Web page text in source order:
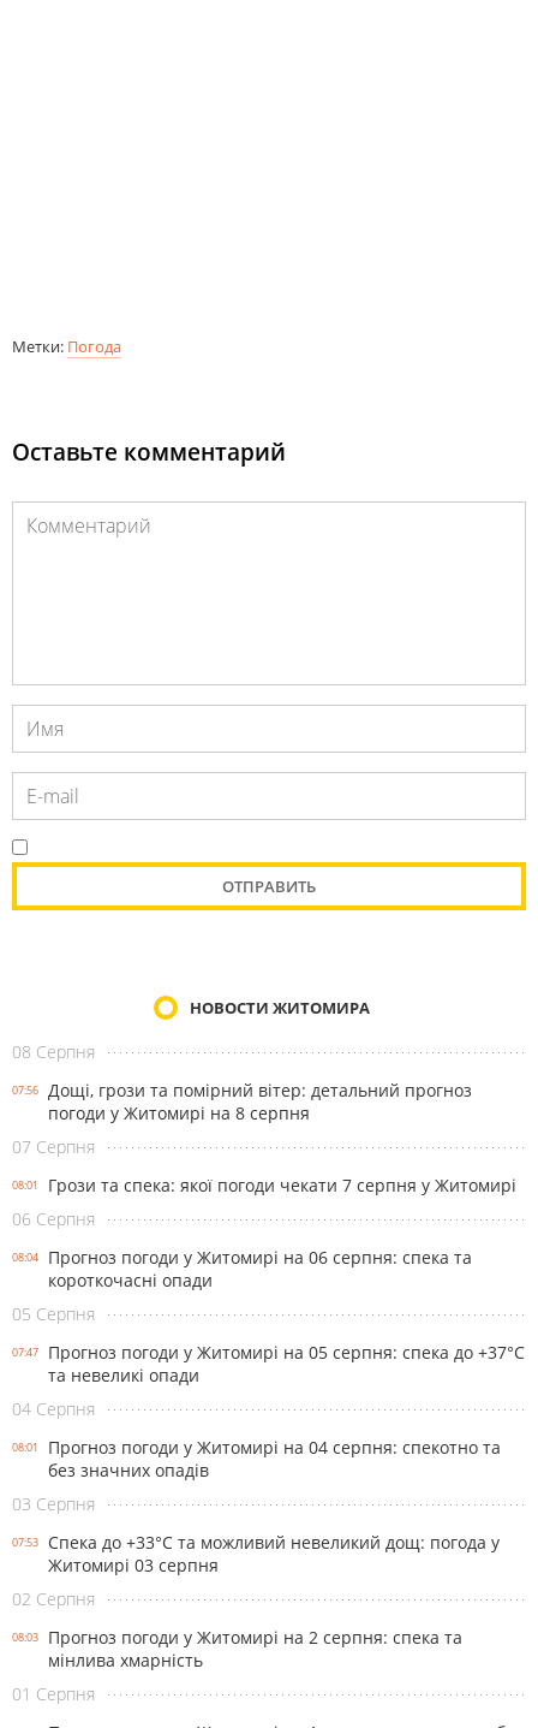
Метки: Погода
Оставьте комментарий
НОВОСТИ ЖИТОМИРА
08 Серпня
07:56
Дощі, грози та помірний вітер: детальний прогноз
погоди у Житомирі на 8 серпня
07 Серпня
08:01
Грози та спека: якої погоди чекати 7 серпня у Житомирі
06 Серпня
08:04
Прогноз погоди у Житомирі на 06 серпня: спека та
короткочасні опади
05 Серпня
07:47
Прогноз погоди у Житомирі на 05 серпня: спека до +37°С
та невеликі опади
04 Серпня
08:01
Прогноз погоди у Житомирі на 04 серпня: спекотно та
без значних опадів
03 Серпня
07:53
Спека до +33°С та можливий невеликий дощ: погода у
Житомирі 03 серпня
02 Серпня
08:03
Прогноз погоди у Житомирі на 2 серпня: спека та
мінлива хмарність
01 Серпня